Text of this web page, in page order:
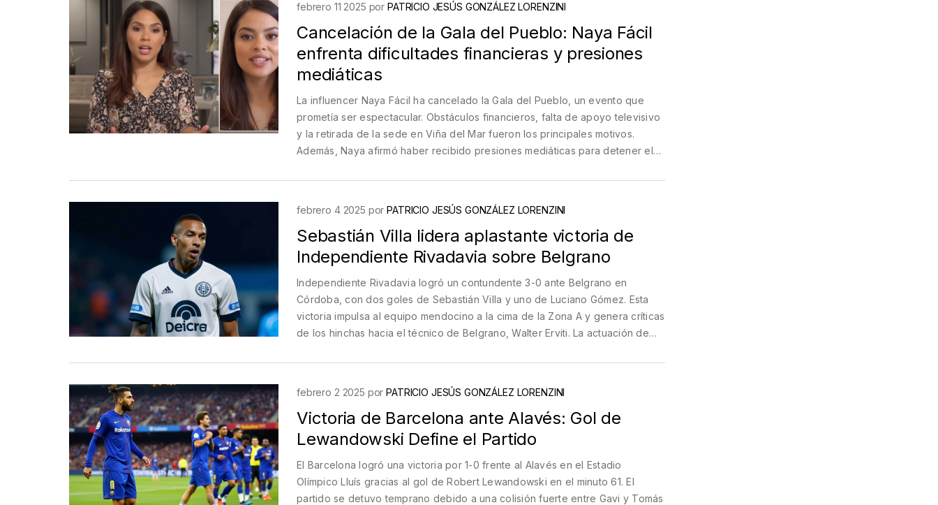
febrero 11 2025 por PATRICIO JESÚS GONZÁLEZ LORENZINI
Cancelación de la Gala del Pueblo: Naya Fácil
enfrenta dificultades financieras y presiones
mediáticas
La influencer Naya Fácil ha cancelado la Gala del Pueblo, un evento que
prometía ser espectacular. Obstáculos financieros, falta de apoyo televisivo
y la retirada de la sede en Viña del Mar fueron los principales motivos.
Además, Naya afirmó haber recibido presiones mediáticas para detener el
seguidores.
febrero 4 2025 porPATRICIO JESÚS GONZÁLEZ LORENZINI
Sebastián Villa lidera aplastante victoria de
Independiente Rivadavia sobre Belgrano
Independiente Rivadavia logró un contundente 3-0 ante Belgrano en
Córdoba, con dos goles de Sebastián Villa y uno de Luciano Gómez. Esta
victoria impulsa al equipo mendocino a la cima de la Zona A y genera críticas
de los hinchas hacia el técnico de Belgrano, Walter Erviti. La actuación de
febrero 2 2025 porPATRICIO JESÚS GONZÁLEZ LORENZINI
Victoria de Barcelona ante Alavés: Gol de
Lewandowski Define el Partido
El Barcelona logró una victoria por 1-0 frente al Alavés en el Estadio
Olímpico Lluís gracias al gol de Robert Lewandowski en el minuto 61. El
partido se detuvo temprano debido a una colisión fuerte entre Gavi y Tomás